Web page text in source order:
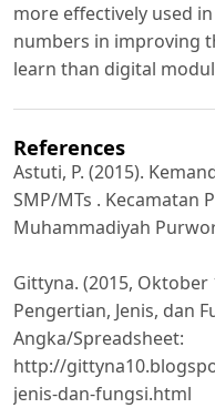
more effectively used
numbers in improving
learn than digital
References
Astuti, P. (2015).
SMP/MTs . Kecamatan
Muhammadiyah
Gittyna. (2015, Oktober
Pengertian, Jenis, dan
Angka/Spreadsheet:
http://
jenis-dan-fungsi.html